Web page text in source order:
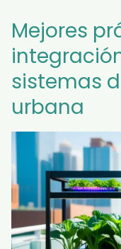
Mejores
sistemas
urbana